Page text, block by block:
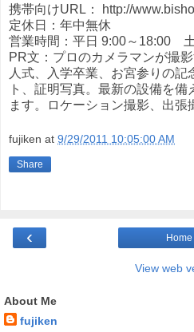
携帯向けURL： http://
定休日：年中無休
営業時間：平日 9:00～18:00
PR文：プロのカメラマンが撮
人式、入学卒業、お宮参りの記
ト、証明写真。最新の設備を
ます。ロケーション撮影、出張
fujiken at 9/29/2011 10:05:00 AM
Share
‹ Home
View web
About Me
fujiken